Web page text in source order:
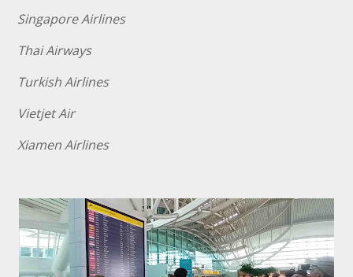
Singapore Airlines
Thai Airways
Turkish Airlines
Vietjet Air
Xiamen Airlines